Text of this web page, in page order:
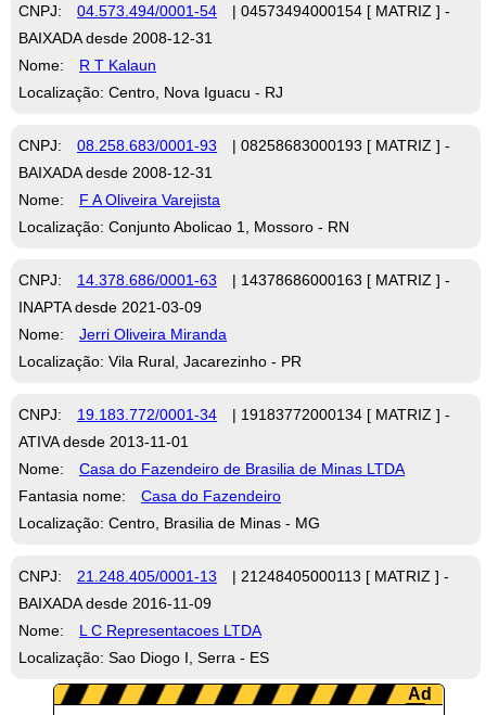
CNPJ: 04.573.494/0001-54
| 04573494000154 [ MATRIZ ] -
BAIXADA desde 2008-12-31
Nome:
R T Kalaun
Localização: Centro, Nova Iguacu - RJ
CNPJ: 08.258.683/0001-93
| 08258683000193 [ MATRIZ ] -
BAIXADA desde 2008-12-31
Nome:
F A Oliveira Varejista
Localização: Conjunto Abolicao 1, Mossoro - RN
CNPJ: 14.378.686/0001-63
| 14378686000163 [ MATRIZ ] -
INAPTA desde 2021-03-09
Nome:
Jerri Oliveira Miranda
Localização: Vila Rural, Jacarezinho - PR
CNPJ: 19.183.772/0001-34
| 19183772000134 [ MATRIZ ] -
ATIVA desde 2013-11-01
Nome:
Casa do Fazendeiro de Brasilia de Minas LTDA
Fantasia nome:
Casa do Fazendeiro
Localização: Centro, Brasilia de Minas - MG
CNPJ: 21.248.405/0001-13
| 21248405000113 [ MATRIZ ] -
BAIXADA desde 2016-11-09
Nome:
L C Representacoes LTDA
Localização: Sao Diogo I, Serra - ES